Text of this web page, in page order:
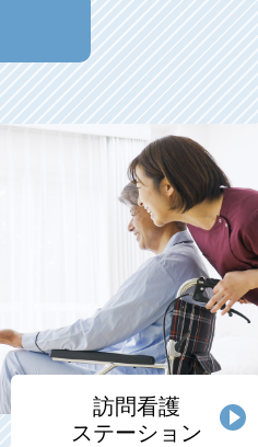
訪問看護
ステーション